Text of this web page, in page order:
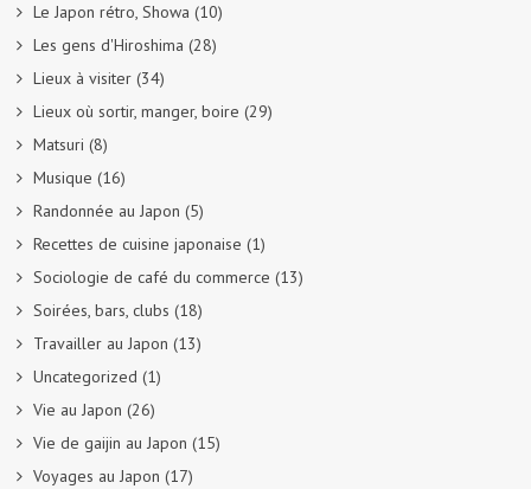
Le Japon rétro, Showa (10)
Les gens d'Hiroshima (28)
Lieux à visiter (34)
Lieux où sortir, manger, boire (29)
Matsuri (8)
Musique (16)
Randonnée au Japon (5)
Recettes de cuisine japonaise (1)
Sociologie de café du commerce (13)
Soirées, bars, clubs (18)
Travailler au Japon (13)
Uncategorized (1)
Vie au Japon (26)
Vie de gaijin au Japon (15)
Voyages au Japon (17)